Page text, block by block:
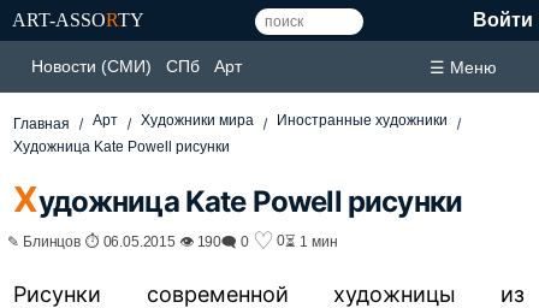
ART-ASSORTY Войти
Новости (СМИ) СПб Арт ☰ Меню
Главная Арт Художники мира
Иностранные художники
Художница Kate Powell рисунки
Художница Kate Powell рисунки
✎ Блинцов ⏱ 06.05.2015 👁 190🗨 0 ♡ 0⏳ 1 мин
Рисунки современной художницы из